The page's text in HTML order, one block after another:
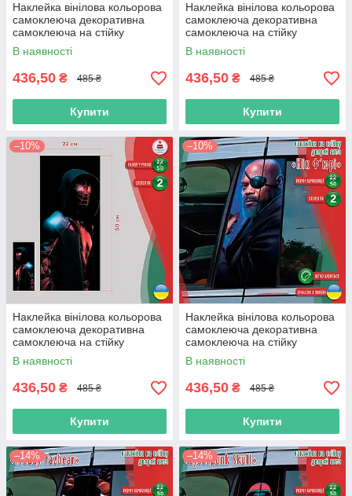
Наклейка вінілова кольорова
самоклеюча декоративна
самоклеюча на стійку
автомобіля «Матриця» з
Оракалу
В наявності
436,50 ₴ 485 ₴
Купити
Наклейка вінілова кольорова
самоклеюча декоративна
самоклеюча на стійку
автомобіля «Сталкер.
STALKER» з Оракалу
В наявності
436,50 ₴ 485 ₴
Купити
–10%
Наклейка вінілова кольорова
самоклеюча декоративна
самоклеюча на стійку
автомобіля «Людина Павук»
з Оракалу
В наявності
436,50 ₴ 485 ₴
Купити
–10%
Наклейка вінілова кольорова
самоклеюча декоративна
самоклеюча на стійку
автомобіля «Нік Фьюрі» з
Оракалу
В наявності
436,50 ₴ 485 ₴
Купити
–14% –14%